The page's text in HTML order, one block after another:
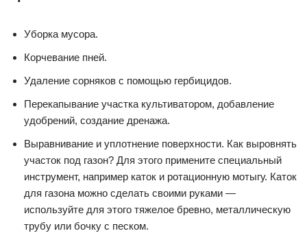
Уборка мусора.
Корчевание пней.
Удаление сорняков с помощью гербицидов.
Перекапывание участка культиватором, добавление
удобрений, создание дренажа.
Выравнивание и уплотнение поверхности. Как выровнять
участок под газон? Для этого примените специальный
инструмент, например каток и ротационную мотыгу. Каток
для газона можно сделать своими руками —
используйте для этого тяжелое бревно, металлическую
трубу или бочку с песком.